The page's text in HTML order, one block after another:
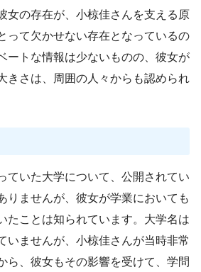
女の存在が、小椋佳さんを支える原
って欠かせない存在となっているの
ートな情報は少ないものの、彼女が
きさは、周囲の人々からも認められ
ていた大学について、公開されてい
りませんが、彼女が学業においても
たことは知られています。大学名は
いませんが、小椋佳さんが当時非常
ら、彼女もその影響を受けて、学問